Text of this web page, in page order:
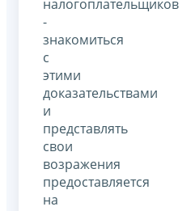
налогоплательщиков
-
знакомиться
с
этими
доказательствами
и
представлять
свои
возражения
предоставляется
на